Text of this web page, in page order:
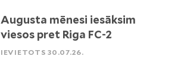
Augusta mēnesi iesāksim
viesos pret Riga FC-2
IEVIETOTS 30.07.26.